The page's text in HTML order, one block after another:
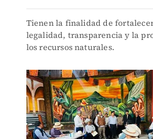
Tienen la finalidad de
legalidad, transparencia y la
los recursos naturales.